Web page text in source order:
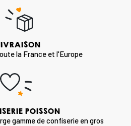
la France et l'Europe
POISSON
gamme de confiserie en gros